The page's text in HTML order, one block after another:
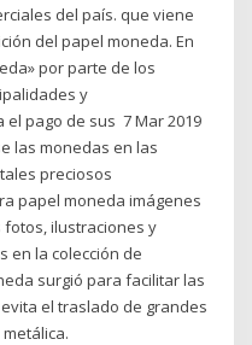
del país. que viene
del papel moneda. En
por parte de los
y
pago de sus 7 Mar 2019
las monedas en las
preciosos
papel moneda imágenes
fotos, ilustraciones y
en la colección de
surgió para facilitar las
el traslado de grandes